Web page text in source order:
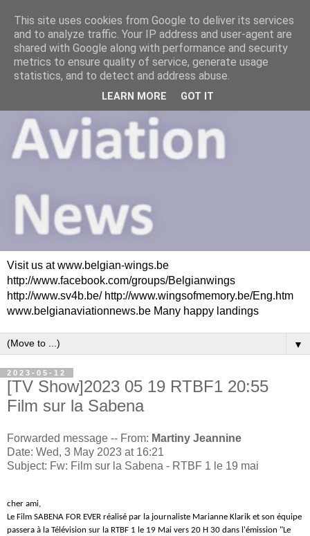
Visit us at www.belgian-wings.be
http://www.facebook.com/groups/Belgianwings
http://www.sv4b.be/ http://www.wingsofmemory.be/Eng.htm
www.belgianaviationnews.be Many happy landings
▼
2023-05-12
[TV Show]2023 05 19 RTBF1 20:55
Film sur la Sabena
Forwarded message -- From: Martiny Jeannine
Date: Wed, 3 May 2023 at 16:21
Subject: Fw: Film sur la Sabena - RTBF 1 le 19 mai
cher ami,
Le Film SABENA FOR EVER réalisé par la journaliste Marianne Klarik et son équipe
passera à la Télévision sur la RTBF 1 le 19 Mai vers 20 H 30 dans l'émission "Le
This site uses cookies from Google to deliver its services
and to analyze traffic. Your IP address and user-agent are
shared with Google along with performance and security
metrics to ensure quality of service, generate usage
statistics, and to detect and address abuse.
LEARN MORE GOT IT